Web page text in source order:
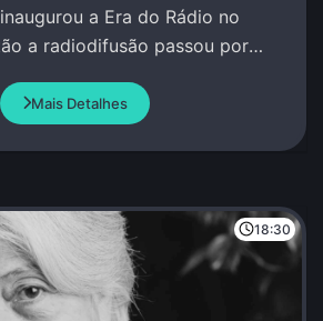
a Era do Rádio no
a radiodifusão passou por
Mais Detalhes
18:30